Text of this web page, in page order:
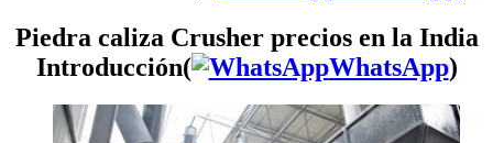
Piedra caliza Crusher precios en la India
Introducción(
WhatsApp)